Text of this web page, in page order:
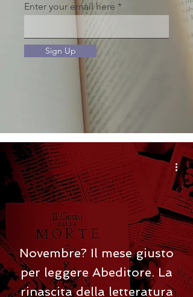
Enter your email here
Sign Up
Novembre? Il mese giusto
per leggere Abeditore. La
rinascita della letteratura